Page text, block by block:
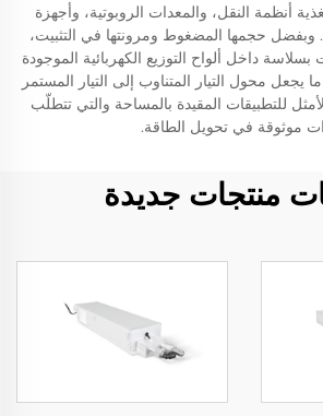
أنظمة النقل، والمعدات الروبوتية، وأجهزة
حجمها المضغوط ومرونتها في التثبيت،
داخل ألواح التوزيع الكهربائية الموجودة
يجعل محول التيار المتناوب إلى التيار المستمر
الأمثل للتطبيقات المقيدة بالمساحة والتي تتطلّب
موثوقة في تحويل الطاقة.
منتجات جديدة